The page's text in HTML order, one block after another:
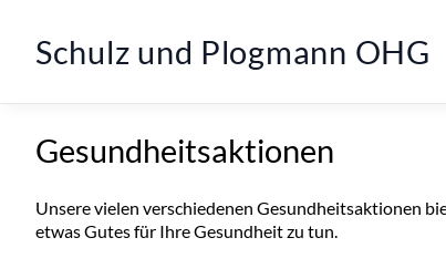
Schulz und Plogmann OHG
Gesundheitsaktionen
Unsere vielen verschiedenen Gesundheitsaktionen
etwas Gutes für Ihre Gesundheit zu tun.